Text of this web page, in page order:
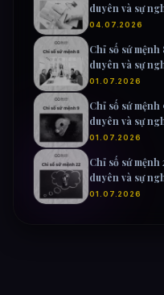
duyên và sự
04.07.2026
Chỉ số sứ
duyên và sự
01.07.2026
Chỉ số sứ
duyên và sự
01.07.2026
Chỉ số sứ
duyên và sự
01.07.2026